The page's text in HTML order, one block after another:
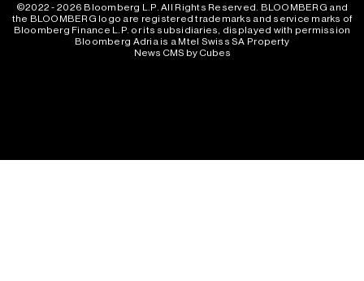
©2022 - 2026 Bloomberg L.P. All Rights Reserved. BLOOMBERG and
the BLOOMBERG logo are registered trademarks and service marks of
Bloomberg Finance L.P. or its subsidiaries, displayed with permission
Bloomberg Adria is a Mtel Swiss SA Property
News CMS by Cubes